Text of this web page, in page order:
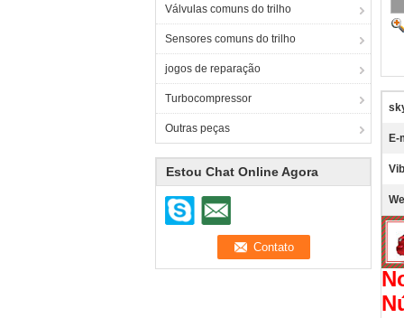
Válvulas comuns do trilho
Sensores comuns do trilho
jogos de reparação
Turbocompressor
Outras peças
Estou Chat Online Agora
E-